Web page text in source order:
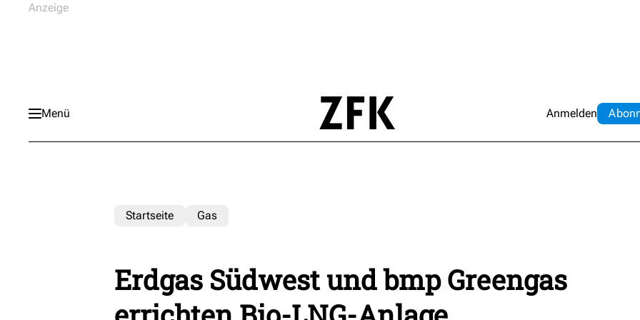
Menü Anmelden Abo
Startseite Gas
Erdgas Südwest und bmp Greengas